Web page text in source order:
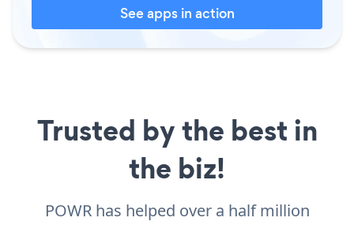
See apps in action
Trusted by the best in
the biz!
POWR has helped over a half million